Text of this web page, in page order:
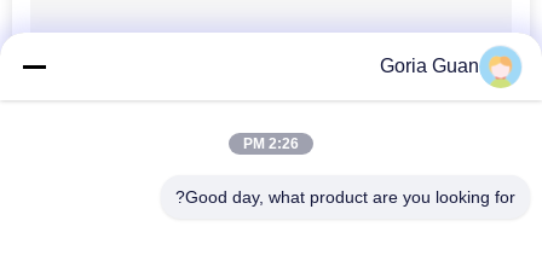
مكدس لفة الورق
82
Goria Guan
2:26 PM
Good day, what product are you looking for?